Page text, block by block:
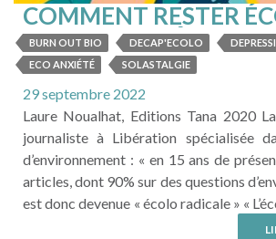
COMMENT RESTER
SANS FINIR DÉPRESSIF
BURN OUT BIO DECAP'ECOLO
ECO ANXIÉTÉ
SOLASTALGIE
29 septembre 2022
Laure Noualhat, Editions Tana 2020
journaliste à Libération spécialisée
d’environnement : « en 15 ans de
articles, dont 90% sur des questions
est donc devenue « écolo radicale » «
grignoté ma vie en m’ouvrant les yeux.